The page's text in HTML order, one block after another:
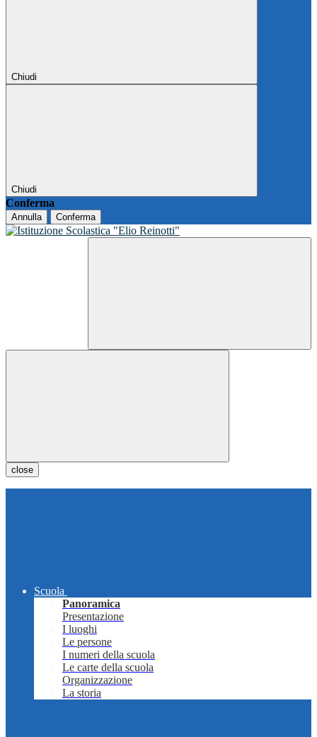
Chiudi
Chiudi
Conferma
Annulla Conferma
close
Scuola
Panoramica
Presentazione
I luoghi
Le persone
I numeri della scuola
Le carte della scuola
Organizzazione
La storia